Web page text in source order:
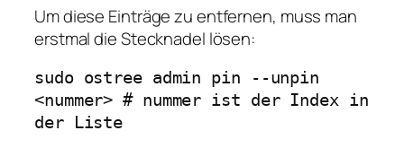
Um diese Einträge zu entfernen, muss man
erstmal die Stecknadel lösen:
sudo ostree admin pin --unpin
<nummer> # nummer ist der Index in
der Liste